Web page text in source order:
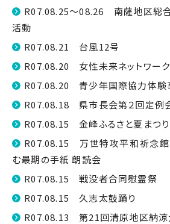
R07.08.25～08.26 南薩地区総
活動
R07.08.21 台風12号
R07.08.20 女性未来ネットワー
R07.08.20 青少年国際協力体験
R07.08.18 県市長会第２回定例
R07.08.15 金峰ふるさと夏まつり
R07.08.15 万世特攻平和祈念
む最期の手紙 朗読会
R07.08.15 戦没者合同慰霊祭
R07.08.15 久志太鼓踊り
R07.08.13 第21回清原地区納涼